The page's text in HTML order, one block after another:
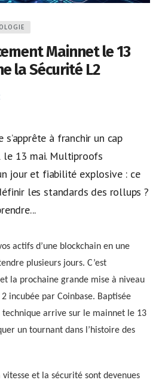
Mainnet le 13
la Sécurité L2
s’apprête à franchir un cap
le 13 mai. Multiproofs
jour et fiabilité explosive : ce
les standards des rollups ?
actifs d’une blockchain en une
plusieurs jours. C’est
la prochaine grande mise à niveau
incubée par Coinbase. Baptisée
technique arrive sur le mainnet le 13
un tournant dans l’histoire des
vitesse et la sécurité sont devenues